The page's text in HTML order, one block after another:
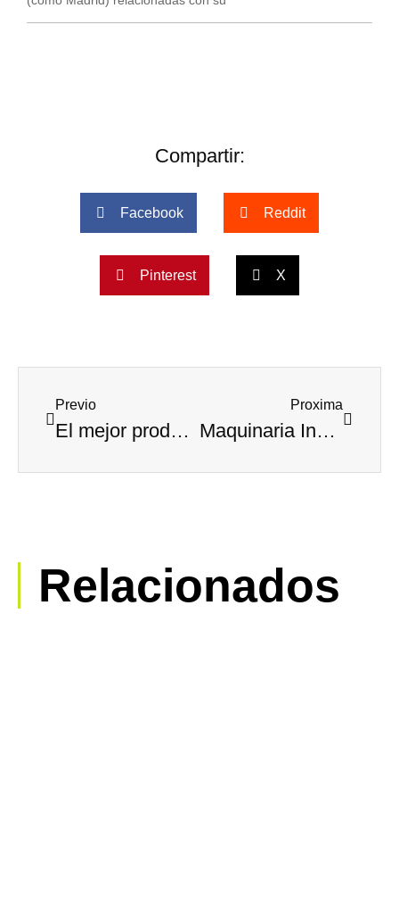
Compartir:
Facebook Reddit
Pinterest X
Previo
El mejor producto del mercado: Las ventanas de PVC
Proxima
Maquinaria Industria: Productos necesarios
Relacionados